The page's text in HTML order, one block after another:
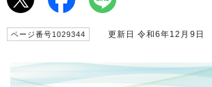
ページ番号1029344 更新日 令和6年12月9日